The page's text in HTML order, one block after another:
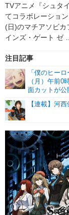
声優
舞台
動画
連載・ブロ
編集部ブログ・
TVアニメ『シュタ
てコラボレーショ
(日)のマチアソビ
インズ・ゲート ゼ …
注目記事
「僕のヒー
（月）午前0
面カットが公
【連載】河